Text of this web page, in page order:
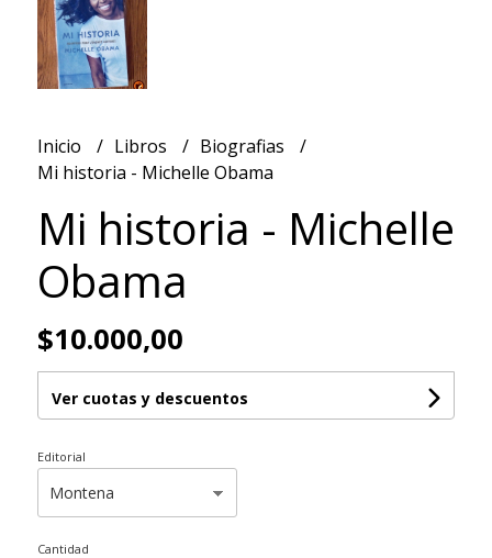
Inicio Libros
Biografias
Mi historia - Michelle Obama
Mi historia - Michelle
Obama
$10.000,00
Ver cuotas y descuentos
Editorial
Cantidad